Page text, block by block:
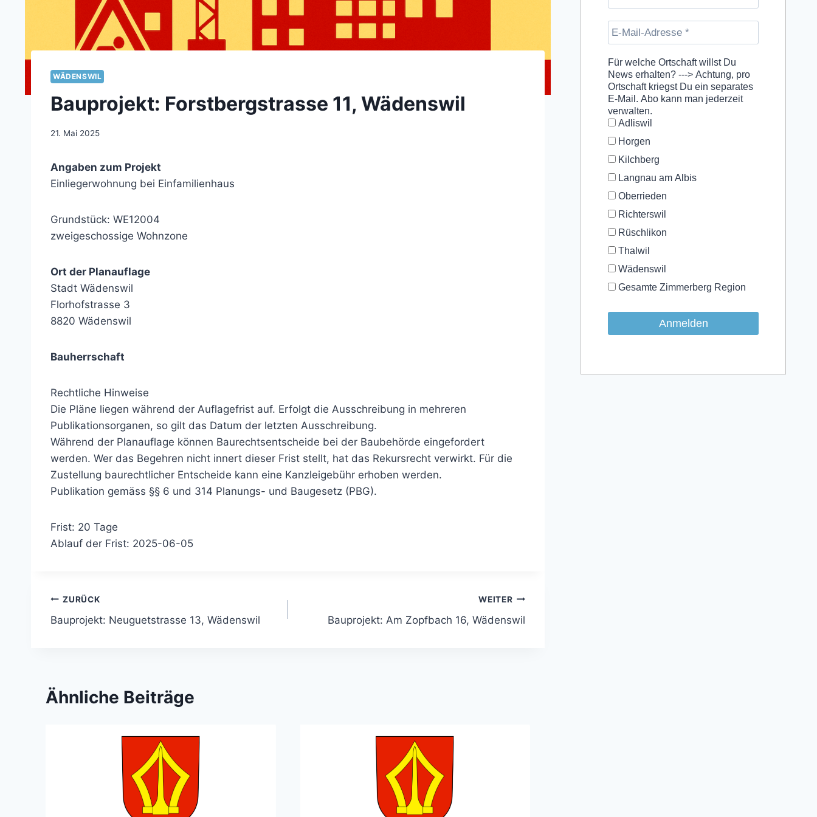
WÄDENSWIL
Bauprojekt: Forstbergstrasse 11, Wädenswil
21. Mai 2025
Angaben zum Projekt
Einliegerwohnung bei Einfamilienhaus
Grundstück: WE12004
zweigeschossige Wohnzone
Ort der Planauflage
Stadt Wädenswil
Florhofstrasse 3
8820 Wädenswil
Bauherrschaft
Rechtliche Hinweise
Die Pläne liegen während der Auflagefrist auf. Erfolgt die Ausschreibung in mehreren
Publikationsorganen, so gilt das Datum der letzten Ausschreibung.
Während der Planauflage können Baurechtsentscheide bei der Baubehörde eingefordert
werden. Wer das Begehren nicht innert dieser Frist stellt, hat das Rekursrecht verwirkt. Für die
Zustellung baurechtlicher Entscheide kann eine Kanzleigebühr erhoben werden.
Publikation gemäss §§ 6 und 314 Planungs- und Baugesetz (PBG).
Frist: 20 Tage
Ablauf der Frist: 2025-06-05
Beitragsnavigation
ZURÜCK
Bauprojekt: Neuguetstrasse 13, Wädenswil
WEITER
Bauprojekt: Am Zopfbach 16, Wädenswil
Ähnliche Beiträge
Für welche Ortschaft willst Du
News erhalten? ---> Achtung, pro
Ortschaft kriegst Du ein separates
E-Mail. Abo kann man jederzeit
verwalten.
Adliswil
Horgen
Kilchberg
Langnau am Albis
Oberrieden
Richterswil
Rüschlikon
Thalwil
Wädenswil
Gesamte Zimmerberg Region